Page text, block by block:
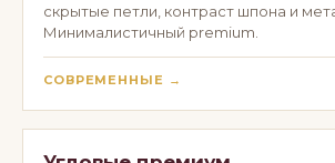
скрытые петли, контраст шпона и
Минималистичный premium.
СОВРЕМЕННЫЕ →